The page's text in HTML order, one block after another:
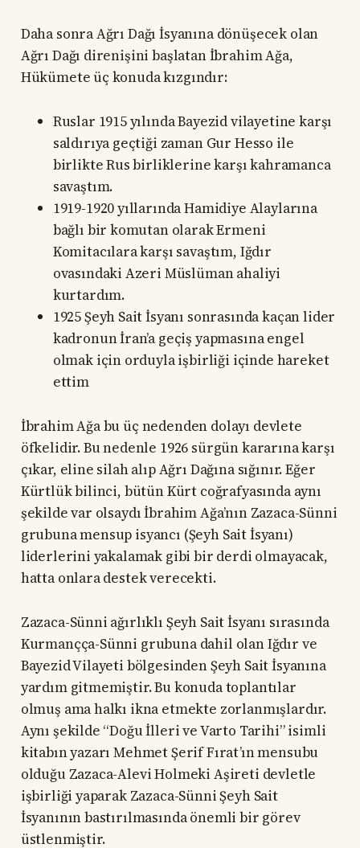
Daha sonra Ağrı Dağı İsyanına dönüşecek olan
Ağrı Dağı direnişini başlatan İbrahim Ağa,
Hükümete üç konuda kızgındır:
Ruslar 1915 yılında Bayezid vilayetine karşı
saldırıya geçtiği zaman Gur Hesso ile
birlikte Rus birliklerine karşı kahramanca
savaştım.
1919-1920 yıllarında Hamidiye Alaylarına
bağlı bir komutan olarak Ermeni
Komitacılara karşı savaştım, Iğdır
ovasındaki Azeri Müslüman ahaliyi
kurtardım.
1925 Şeyh Sait İsyanı sonrasında kaçan lider
kadronun İran’a geçiş yapmasına engel
olmak için orduyla işbirliği içinde hareket
ettim
İbrahim Ağa bu üç nedenden dolayı devlete
öfkelidir. Bu nedenle 1926 sürgün kararına karşı
çıkar, eline silah alıp Ağrı Dağına sığınır. Eğer
Kürtlük bilinci, bütün Kürt coğrafyasında aynı
şekilde var olsaydı İbrahim Ağa’nın Zazaca-Sünni
grubuna mensup isyancı (Şeyh Sait İsyanı)
liderlerini yakalamak gibi bir derdi olmayacak,
hatta onlara destek verecekti.
Zazaca-Sünni ağırlıklı Şeyh Sait İsyanı sırasında
Kurmançça-Sünni grubuna dahil olan Iğdır ve
Bayezid Vilayeti bölgesinden Şeyh Sait İsyanına
yardım gitmemiştir. Bu konuda toplantılar
olmuş ama halkı ikna etmekte zorlanmışlardır.
Aynı şekilde “Doğu İlleri ve Varto Tarihi” isimli
kitabın yazarı Mehmet Şerif Fırat’ın mensubu
olduğu Zazaca-Alevi Holmeki Aşireti devletle
işbirliği yaparak Zazaca-Sünni Şeyh Sait
İsyanının bastırılmasında önemli bir görev
üstlenmiştir.